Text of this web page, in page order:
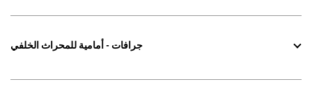
جرافات - أمامية للمحراث الخلفي